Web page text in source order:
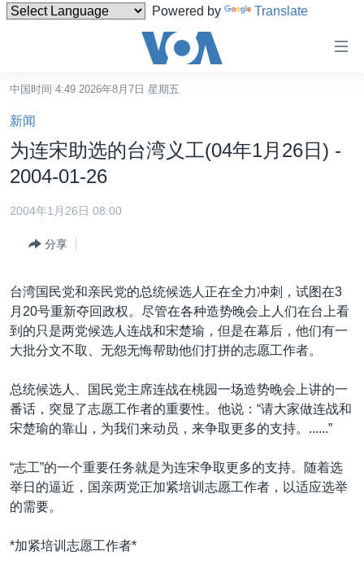
Powered by Translate
碍
链
接
跳
转
内
到
导
航
跳
到
检
索
国际
最新国际新闻
印太
中东
非洲
美洲
分类新闻
经济·金融·贸易
人权·法律·宗教
军事
劳工
美中关系
热点专题
国会报道
美中关系
美国建国250周年
埃博拉疫情
美国之音专访
重要讲话与声明
VOA今日焦点
中文广播
关注我们
中国时间 4:49 2026年8月7日 星期五
新闻
为连宋助选的台湾义工(04年1月26日) -
2004-01-26
2004年1月26日 08:00
分享
台湾国民党和亲民党的总统候选人正在全力冲刺，试图在3
月20号重新夺回政权。尽管在各种造势晚会上人们在台上看
到的只是两党候选人连战和宋楚瑜，但是在幕后，他们有一
大批分文不取、无怨无悔帮助他们打拼的志愿工作者。
总统候选人、国民党主席连战在桃园一场造势晚会上讲的一
番话，突显了志愿工作者的重要性。他说：“请大家做连战和
宋楚瑜的靠山，为我们来动员，来争取更多的支持。......”
“志工”的一个重要任务就是为连宋争取更多的支持。随着选
举日的逼近，国亲两党正加紧培训志愿工作者，以适应选举
的需要。
*加紧培训志愿工作者*